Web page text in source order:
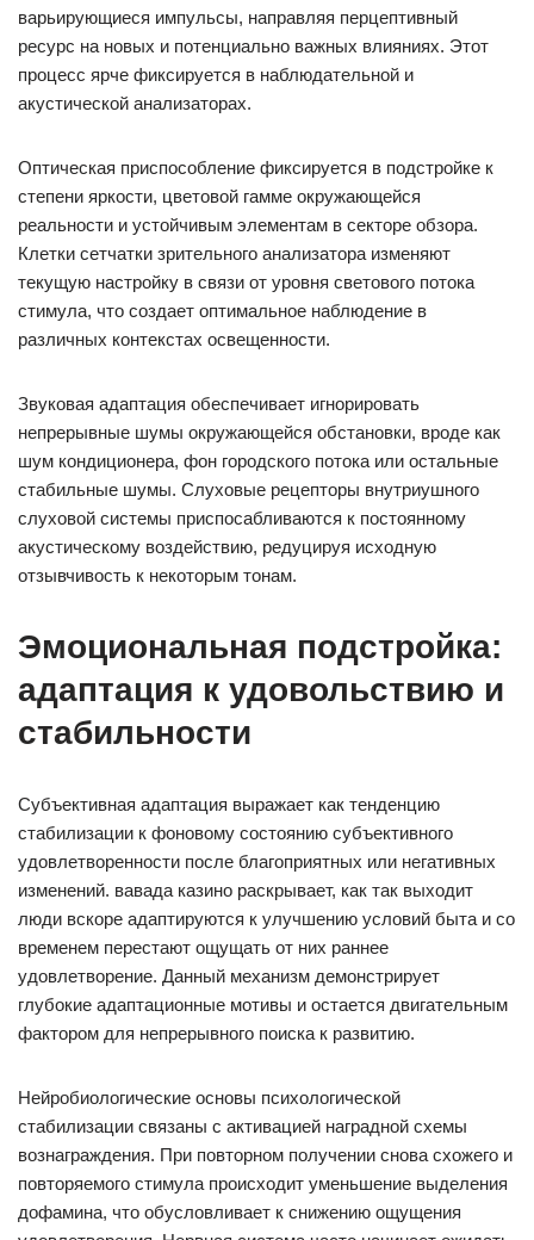
варьирующиеся импульсы, направляя перцептивный
ресурс на новых и потенциально важных влияниях. Этот
процесс ярче фиксируется в наблюдательной и
акустической анализаторах.
Оптическая приспособление фиксируется в подстройке к
степени яркости, цветовой гамме окружающейся
реальности и устойчивым элементам в секторе обзора.
Клетки сетчатки зрительного анализатора изменяют
текущую настройку в связи от уровня светового потока
стимула, что создает оптимальное наблюдение в
различных контекстах освещенности.
Звуковая адаптация обеспечивает игнорировать
непрерывные шумы окружающейся обстановки, вроде как
шум кондиционера, фон городского потока или остальные
стабильные шумы. Слуховые рецепторы внутриушного
слуховой системы приспосабливаются к постоянному
акустическому воздействию, редуцируя исходную
отзывчивость к некоторым тонам.
Эмоциональная подстройка:
адаптация к удовольствию и
стабильности
Субъективная адаптация выражает как тенденцию
стабилизации к фоновому состоянию субъективного
удовлетворенности после благоприятных или негативных
изменений. вавада казино раскрывает, как так выходит
люди вскоре адаптируются к улучшению условий быта и со
временем перестают ощущать от них раннее
удовлетворение. Данный механизм демонстрирует
глубокие адаптационные мотивы и остается двигательным
фактором для непрерывного поиска к развитию.
Нейробиологические основы психологической
стабилизации связаны с активацией наградной схемы
вознаграждения. При повторном получении снова схожего и
повторяемого стимула происходит уменьшение выделения
дофамина, что обусловливает к снижению ощущения